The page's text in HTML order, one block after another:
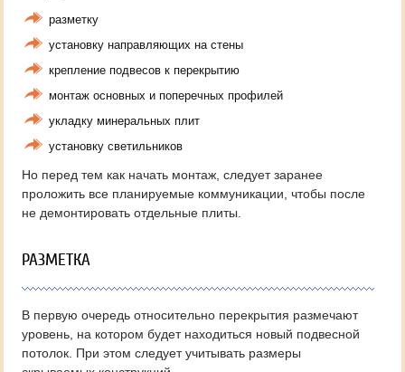
разметку
установку направляющих на стены
крепление подвесов к перекрытию
монтаж основных и поперечных профилей
укладку минеральных плит
установку светильников
Но перед тем как начать монтаж, следует заранее
проложить все планируемые коммуникации, чтобы после
не демонтировать отдельные плиты.
РАЗМЕТКА
В первую очередь относительно перекрытия размечают
уровень, на котором будет находиться новый подвесной
потолок. При этом следует учитывать размеры